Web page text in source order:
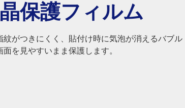
保護フィルム
紋がつきにくく、貼付け時に気泡が消えるバブル
を見やすいまま保護します。